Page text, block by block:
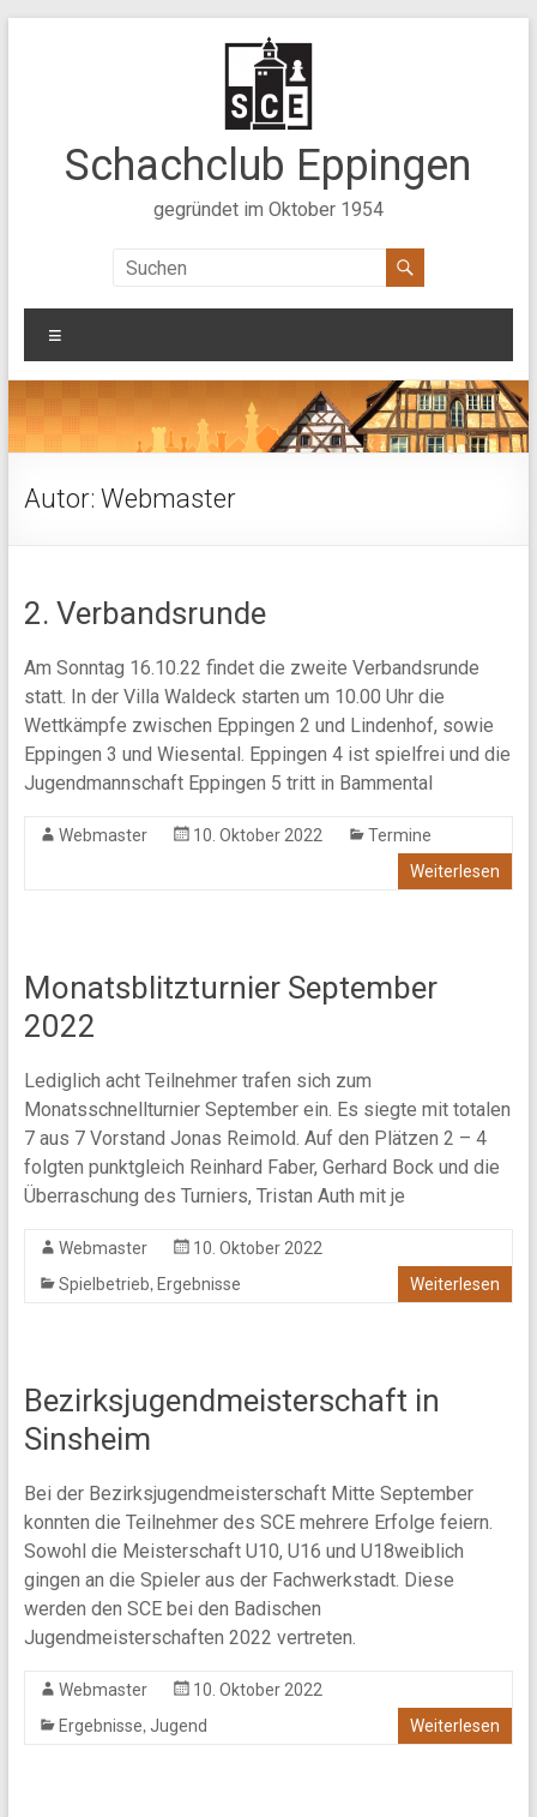
Schachclub Eppingen
gegründet im Oktober 1954
Autor: Webmaster
2. Verbandsrunde
Am Sonntag 16.10.22 findet die zweite Verbandsrunde
statt. In der Villa Waldeck starten um 10.00 Uhr die
Wettkämpfe zwischen Eppingen 2 und Lindenhof, sowie
Eppingen 3 und Wiesental. Eppingen 4 ist spielfrei und die
Jugendmannschaft Eppingen 5 tritt in Bammental
Webmaster 10. Oktober 2022
Termine
Weiterlesen
Monatsblitzturnier September
2022
Lediglich acht Teilnehmer trafen sich zum
Monatsschnellturnier September ein. Es siegte mit totalen
7 aus 7 Vorstand Jonas Reimold. Auf den Plätzen 2 – 4
folgten punktgleich Reinhard Faber, Gerhard Bock und die
Überraschung des Turniers, Tristan Auth mit je
Webmaster
10. Oktober 2022
Spielbetrieb, Ergebnisse Weiterlesen
Bezirksjugendmeisterschaft in
Sinsheim
Bei der Bezirksjugendmeisterschaft Mitte September
konnten die Teilnehmer des SCE mehrere Erfolge feiern.
Sowohl die Meisterschaft U10, U16 und U18weiblich
gingen an die Spieler aus der Fachwerkstadt. Diese
werden den SCE bei den Badischen
Jugendmeisterschaften 2022 vertreten.
Webmaster
10. Oktober 2022
Ergebnisse, Jugend Weiterlesen